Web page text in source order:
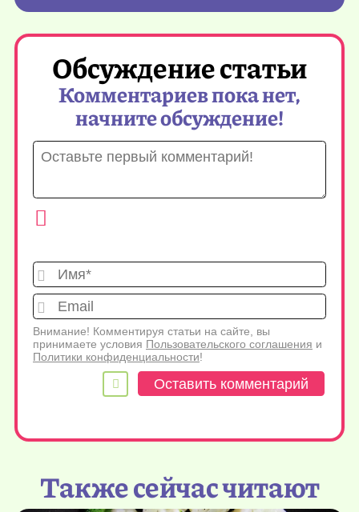
Обсуждение статьи
Комментариев пока нет,
начните обсуждение!
Имя*
Внимание! Комментируя статьи на сайте, вы
принимаете условия Пользовательского соглашения и
Политики конфиденциальности!
Также сейчас читают